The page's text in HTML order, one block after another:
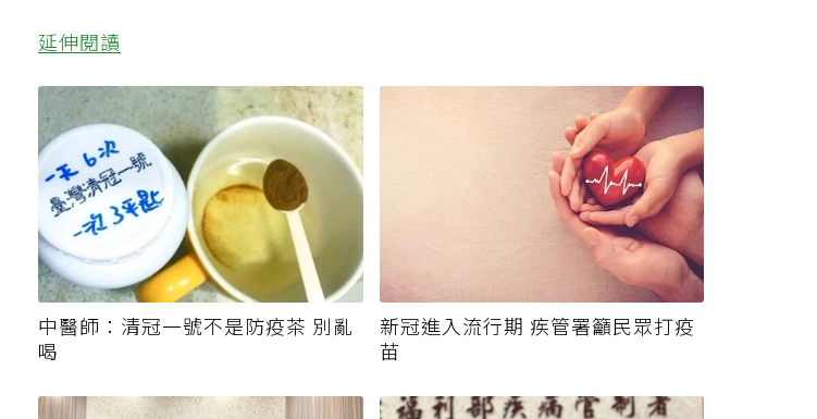
延伸閱讀
中醫師：清冠一號不是防疫茶 別亂
喝
新冠進入流行期 疾管署籲民眾打疫
苗